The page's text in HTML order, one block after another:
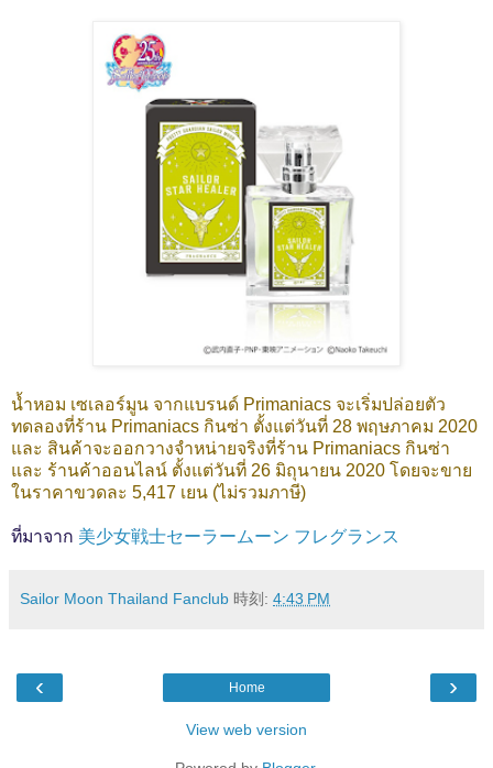
น้ำหอม เซเลอร์มูน จากแบรนด์ Primaniacs จะเริ่มปล่อยตัว
ทดลองที่ร้าน Primaniacs กินซ่า ตั้งแต่วันที่ 28 พฤษภาคม 2020
และ สินค้าจะออกวางจำหน่ายจริงที่ร้าน Primaniacs กินซ่า
และ ร้านค้าออนไลน์ ตั้งแต่วันที่ 26 มิถุนายน 2020 โดยจะขาย
ในราคาขวดละ 5,417 เยน (ไม่รวมภาษี)
ที่มาจาก 美少女戦士セーラームーン フレグランス
Sailor Moon Thailand Fanclub 時刻: 4:43 PM
‹ ›
Home
View web version